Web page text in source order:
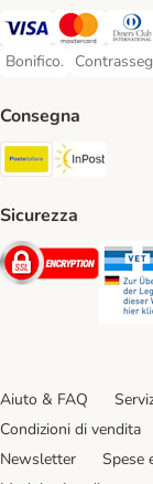
Visa. Payment Method
Mastercard.
Bonifico.
Bonifico. Payment
Consegna
Poste Italiane.
Sicurezza
Security
Aiuto & FAQ
Condizioni di vendita
Newsletter
Spese